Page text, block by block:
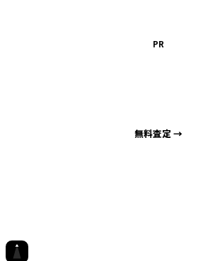
PR
無料査定 →